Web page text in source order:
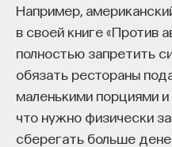
Например,
в своей книге «Против
полностью запретить
обязать рестораны
маленькими порциями и
что нужно физически
сберегать больше